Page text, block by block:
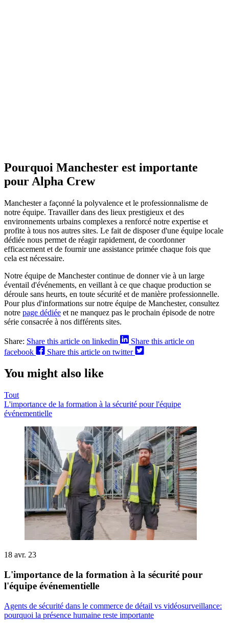
Pourquoi Manchester est importante
pour Alpha Crew
Manchester a façonné la polyvalence et le professionnalisme de
notre équipe. Travailler dans des lieux prestigieux et des
environnements urbains complexes a renforcé notre expertise et
profite à tous nos autres sites. Le fait de disposer d'une équipe locale
dédiée nous permet de réagir rapidement, de coordonner
efficacement et de fournir une assistance primée chaque fois que
cela est nécessaire.
Notre équipe de Manchester continue de donner vie à un large
éventail d'événements, en veillant à ce que chaque production se
déroule sans heurts, en toute sécurité et de manière professionnelle.
Pour plus d'informations sur notre équipe de Manchester, consultez
notre page dédiée et ne manquez pas le prochain épisode de notre
série consacrée à nos différents sites.
Share: Share this article on linkedin
Share this article on
facebook
Share this article on twitter
You might also like
Tout
L'importance de la formation à la sécurité pour l'équipe
événementielle
18 avr. 23
L'importance de la formation à la sécurité pour
l'équipe événementielle
Agents de sécurité dans le commerce de détail vs vidéosurveillance:
pourquoi la présence humaine reste importante